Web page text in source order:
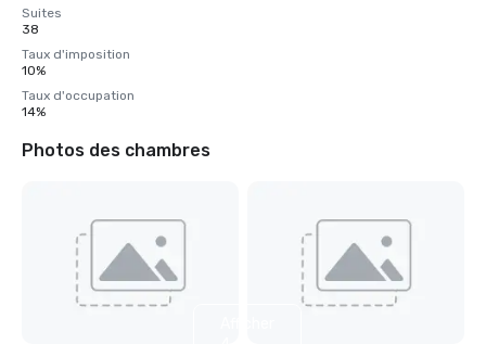
Suites
38
Taux d'imposition
10%
Taux d'occupation
14%
Photos des chambres